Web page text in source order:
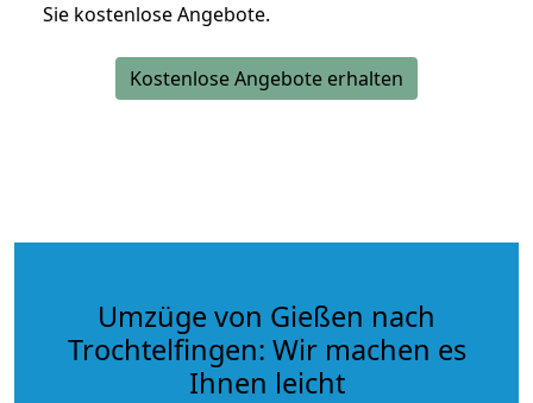
Sie kostenlose Angebote.
Kostenlose Angebote erhalten
Umzüge von Gießen nach
Trochtelfingen: Wir machen es
Ihnen leicht